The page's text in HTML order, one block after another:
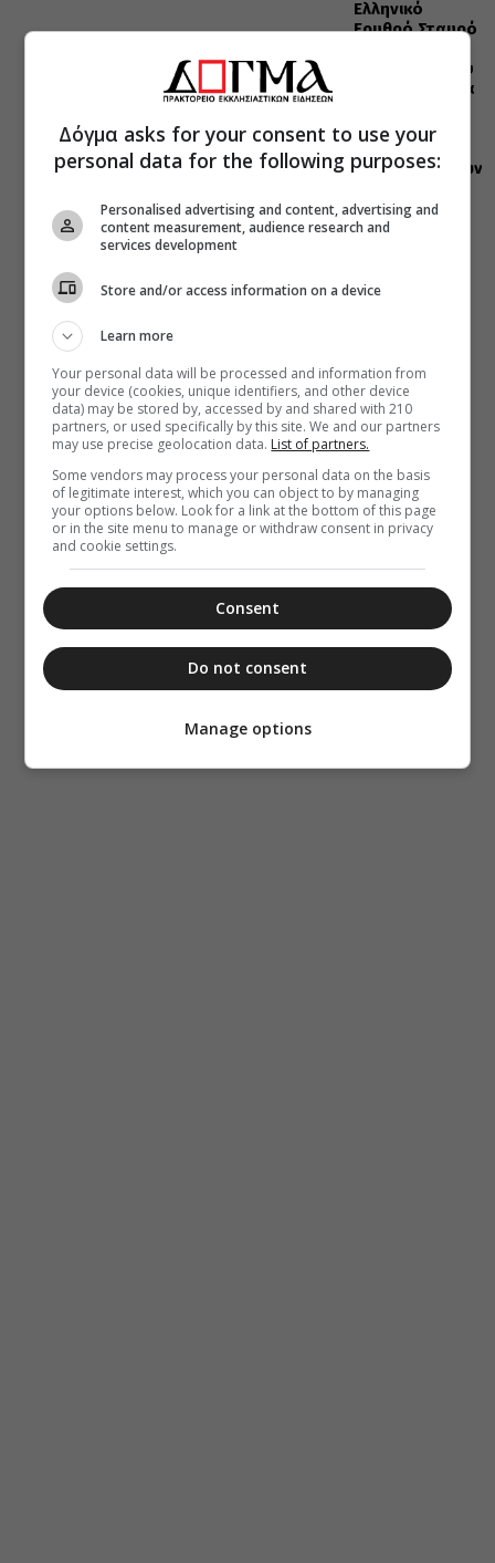
Ελληνικό
Ερυθρό Σταυρό
επιχειρησιακού
εξοπλισμού για
αντιμετώπιση
των
καταστροφικών
Δόγμα asks for your consent to use your
personal data for the following purposes:
Personalised advertising and content, advertising and
content measurement, audience research and
services development
Store and/or access information on a device
Learn more
Your personal data will be processed and information from
your device (cookies, unique identifiers, and other device
data) may be stored by, accessed by and shared with 210
partners, or used specifically by this site. We and our partners
may use precise geolocation data. List of partners.
Some vendors may process your personal data on the basis
of legitimate interest, which you can object to by managing
your options below. Look for a link at the bottom of this page
or in the site menu to manage or withdraw consent in privacy
and cookie settings.
Consent
Do not consent
Manage options